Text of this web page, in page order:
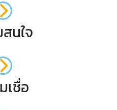
นใจ
เชื่อ